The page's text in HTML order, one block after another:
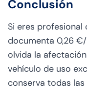
Conclusión
Si eres profesional
documenta 0,26
olvida la
vehículo de uso
conserva todas